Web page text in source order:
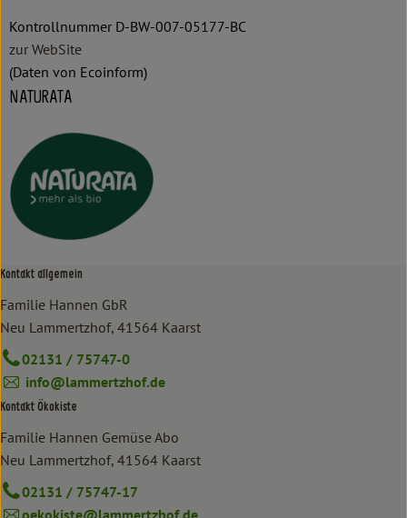
Kontrollnummer D-BW-007-05177-BC
zur WebSite
(Daten von Ecoinform)
NATURATA
Kontakt allgemein
Familie Hannen GbR
Neu Lammertzhof, 41564 Kaarst
02131 / 75747-0
info@lammertzhof.de
Kontakt Ökokiste
Familie Hannen Gemüse Abo
Neu Lammertzhof, 41564 Kaarst
02131 / 75747-17